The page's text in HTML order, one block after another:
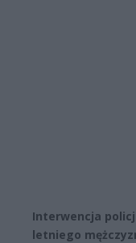
Interwencja
letniego